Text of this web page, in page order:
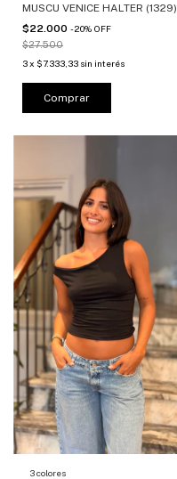
MUSCU VENICE HALTER (1329)
$22.000 -20% OFF
$27.500
3x $7.333,33 sin interés
Comprar
3 colores